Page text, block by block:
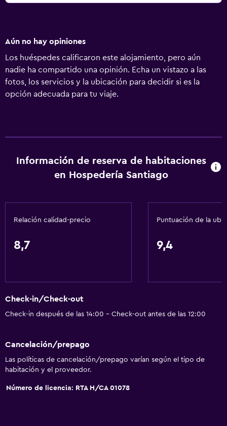
Aún no hay opiniones
Los huéspedes calificaron este alojamiento, pero aún
nadie ha compartido una opinión. Echa un vistazo a las
fotos, los servicios y la ubicación para decidir si es la
opción adecuada para tu viaje.
Información de reserva de habitaciones
en Hospedería Santiago
Relación calidad-precio
8,7
Puntuación de la
9,4
Check-in/Check-out
Check-in después de las 14:00 - Check-out antes de las 12:00
Cancelación/prepago
Las políticas de cancelación/prepago varían según el tipo de
habitación y el proveedor.
Número de licencia: RTA H/CA 01078